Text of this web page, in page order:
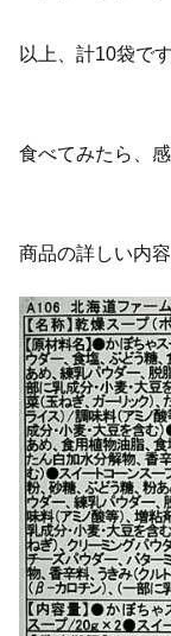
以上、計10袋です
食べてみたら、
商品の詳しい内